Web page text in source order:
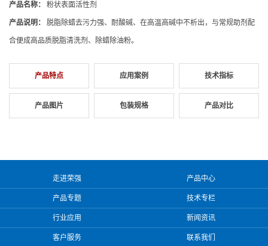
产品名称： 粉状表面活性剂
产品说明： 脱脂除蜡去污力强、耐酸碱、在高温高碱中不析出，与常规助剂配
合便成高品质脱脂清洗剂、除蜡除油粉。
产品特点 应用案例 技术指标
产品图片 包装规格 产品对比
走进荣强 产品中心
产品专题 技术专栏
行业应用 新闻资讯
客户服务 联系我们